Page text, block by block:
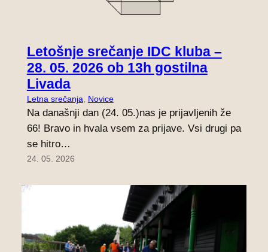
Letošnje srečanje IDC kluba –
28. 05. 2026 ob 13h gostilna
Livada
Letna srečanja Novice
Na današnji dan (24. 05.)nas je prijavljenih že
66! Bravo in hvala vsem za prijave. Vsi drugi pa
se hitro…
24. 05. 2026